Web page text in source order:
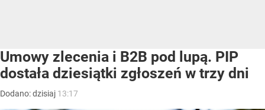
Umowy zlecenia i B2B pod lupą. PIP
dostała dziesiątki zgłoszeń w trzy dni
Dodano:dzisiaj 13:17